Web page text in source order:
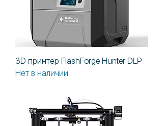
3D принтер FlashForge Hunter DLP
Нет в наличии